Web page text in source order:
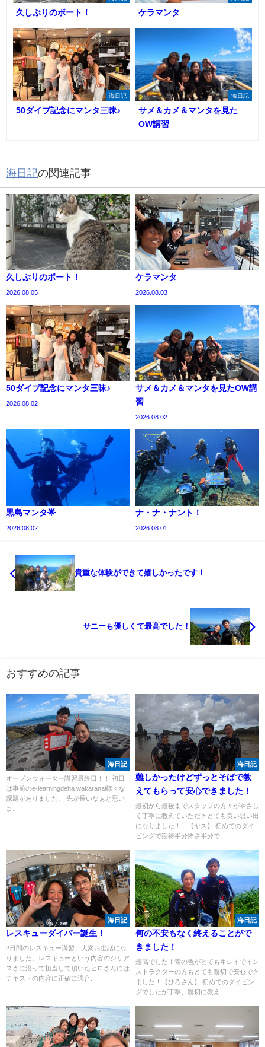
久しぶりのボート！ ケラマンタ
海日記
50ダイブ記念にマンタ三昧♪
海日記
サメ＆カメ＆マンタを見た
OW講習
海日記の関連記事
久しぶりのボート！
2026.08.05
ケラマンタ
2026.08.03
50ダイブ記念にマンタ三昧♪
2026.08.02
サメ＆カメ＆マンタを見たOW講
習
2026.08.02
黒島マンタ🌟
2026.08.02
ナ・ナ・ナント！
2026.08.01
貴重な体験ができて嬉しかったです！
サニーも優しくて最高でした！
おすすめの記事
海日記
オープンウォーター講習最終日！！ 初日
は事前のe-learningdeha wakaranai様々な
課題がありました。 先が長いなぁと思い
ま...
海日記
難しかったけどずっとそばで教
えてもらって安心できました！
最初から最後までスタッフの方々がやさし
く丁寧に教えていただきとても良い思い出
になりました！ 【ヤス】 初めてのダイ
ビングで期待半分怖さ半分で...
海日記
レスキューダイバー誕生！
2日間のレスキュー講習、大変お世話にな
りました。レスキューという内容のシリア
スさに沿って担当して頂いたヒロさんには
テキストの内容に正確に適合...
海日記
何の不安もなく終えることがで
きました！
最高でした！青の色がとてもキレイでイン
ストラクターの方もとても親切で安心でき
ました！【ひろさん】 初めてのダイビン
グでしたが丁寧、親切に教え...